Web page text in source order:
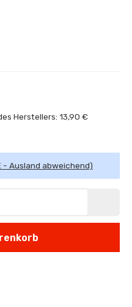
Herstellers: 13,90 €
- Ausland abweichend)